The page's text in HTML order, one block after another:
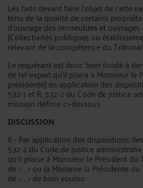
Les faits devant faire l'objet de cette
tenu de la qualité de certains
d'ouvrage des immeubles et
[Collectivités publiques ou
relevant de la compétence du
Le requérant est donc bien fondé à
de tel expert qu'il plaira à Monsieur le
présidente] en application des
532-1 et R. 532-2 du Code de justice
mission définie ci-dessous.
DISCUSSION
II - Par application des dispositions
532-2 du Code de justice
qu'il plaise à Monsieur le Président
de < ... > ou [à Madame la Présidente
de < ... > de bien vouloir :